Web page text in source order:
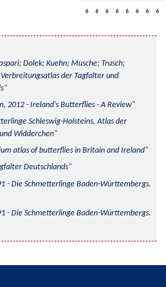
6 6 6 6 6 6 6 6
Dolek; Kuehn; Musche; Trusch;
der Tagfalter und
2012 - Ireland's Butterflies - A Review
Schleswig-Holsteins, Atlas der
Widderchen
atlas of butterflies in Britain and Ireland
Deutschlands
- Die Schmetterlinge Baden-Württembergs.
- Die Schmetterlinge Baden-Württembergs.